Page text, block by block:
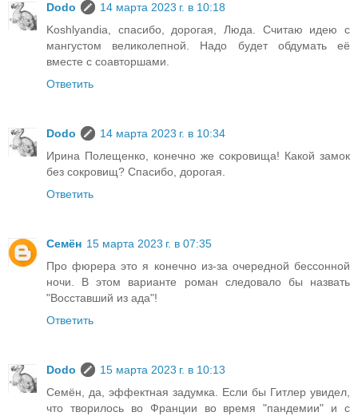
Dodo
14 марта 2023 г. в 10:18
Koshlyandia, спасибо, дорогая, Люда. Считаю идею с
мангустом великолепной. Надо будет обдумать её
вместе с соавторшами.
Ответить
Dodo
14 марта 2023 г. в 10:34
Ирина Полещенко, конечно же сокровища! Какой замок
без сокровищ? Спасибо, дорогая.
Ответить
Семён 15 марта 2023 г. в 07:35
Про фюрера это я конечно из-за очередной бессонной
ночи. В этом варианте роман следовало бы назвать
"Восставший из ада"!
Ответить
Dodo
15 марта 2023 г. в 10:13
Семён, да, эффектная задумка. Если бы Гитлер увидел,
что творилось во Франции во время "пандемии" и с